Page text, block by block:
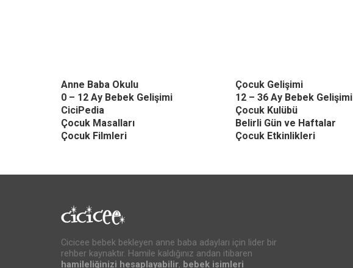
Anne Baba Okulu Çocuk Gelişimi
0 – 12 Ay Bebek Gelişimi
12 – 36 Ay Bebek Gelişimi
CiciPedia
Çocuk Kulübü
Çocuk Masalları
Belirli Gün ve Haftalar
Çocuk Filmleri
Çocuk Etkinlikleri
Cicicee bebek bekleyen anne baba adayları için lider bir
rehber kaynaktır. Hamile kaldığınız andan itibaren
hamileliğinizi hesaplayabilir, bebek isimleri